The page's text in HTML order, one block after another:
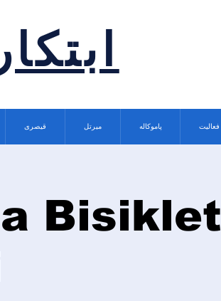
قیصری میرتل پاموکاله فعالیت
Bisiklet